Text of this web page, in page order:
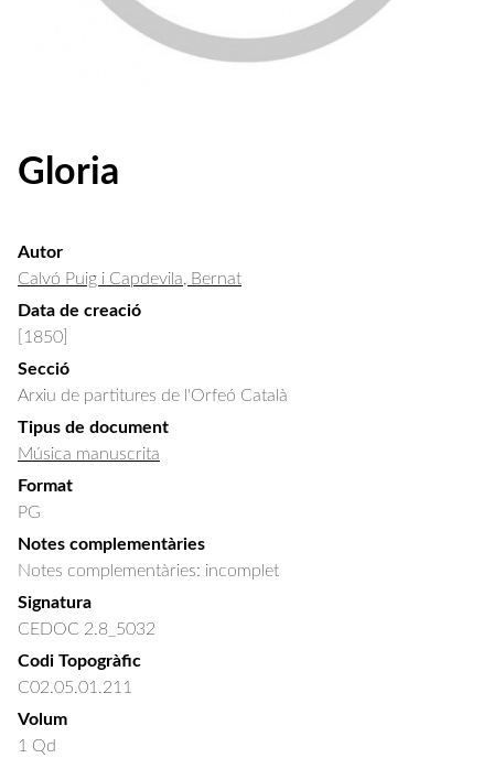
Gloria
Autor
Calvó Puig i Capdevila, Bernat
Data de creació
[1850]
Secció
Arxiu de partitures de l'Orfeó Català
Tipus de document
Música manuscrita
Format
PG
Notes complementàries
Notes complementàries: incomplet
Signatura
CEDOC 2.8_5032
Codi Topogràfic
C02.05.01.211
Volum
1 Qd